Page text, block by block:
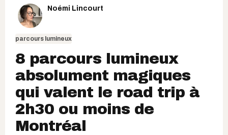
Noémi Lincourt
parcours lumineux
8 parcours lumineux
absolument magiques
qui valent le road trip à
2h30 ou moins de
Montréal